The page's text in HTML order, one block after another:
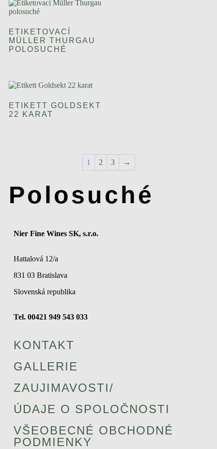
ETIKETOVACÍ
MÜLLER THURGAU
POLOSUCHÉ
ETIKETT GOLDSEKT
22 KARAT
1 2 3 →
Polosuché
Nier Fine Wines SK, s.r.o.
Hattalová 12/a
831 03 Bratislava
Slovenská republika
Tel. 00421 949 543 033
KONTAKT
GALLERIE
ZAUJIMAVOSTI/
ÚDAJE O SPOLOČNOSTI
VŠEOBECNÉ OBCHODNÉ
PODMIENKY